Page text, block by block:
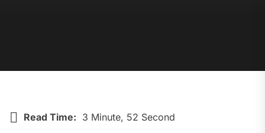
Read Time: 3 Minute, 52 Second